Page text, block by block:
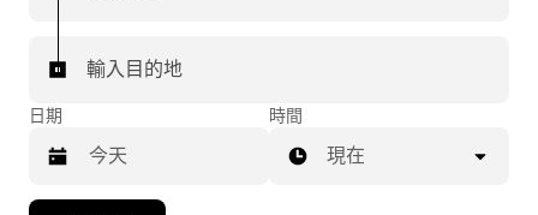
輸入目的地
日期 時間
現在